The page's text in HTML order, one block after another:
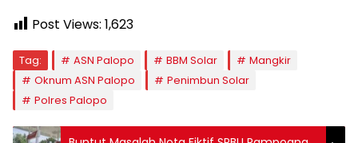
Post Views: 1,623
Tag: ASN Palopo BBM Solar
Mangkir
Oknum ASN Palopo
Penimbun Solar
Polres Palopo